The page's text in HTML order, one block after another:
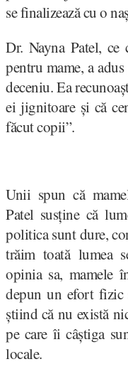
se finalizează cu o
Dr. Nayna Patel,
pentru mame, a
deceniu. Ea
ei jignitoare și că
făcut copii”.
Unii spun că
Patel susține că
politica sunt dure,
trăim toată lumea
opinia sa, mamele
depun un efort fizic
știind că nu există
pe care îi câștiga
locale.